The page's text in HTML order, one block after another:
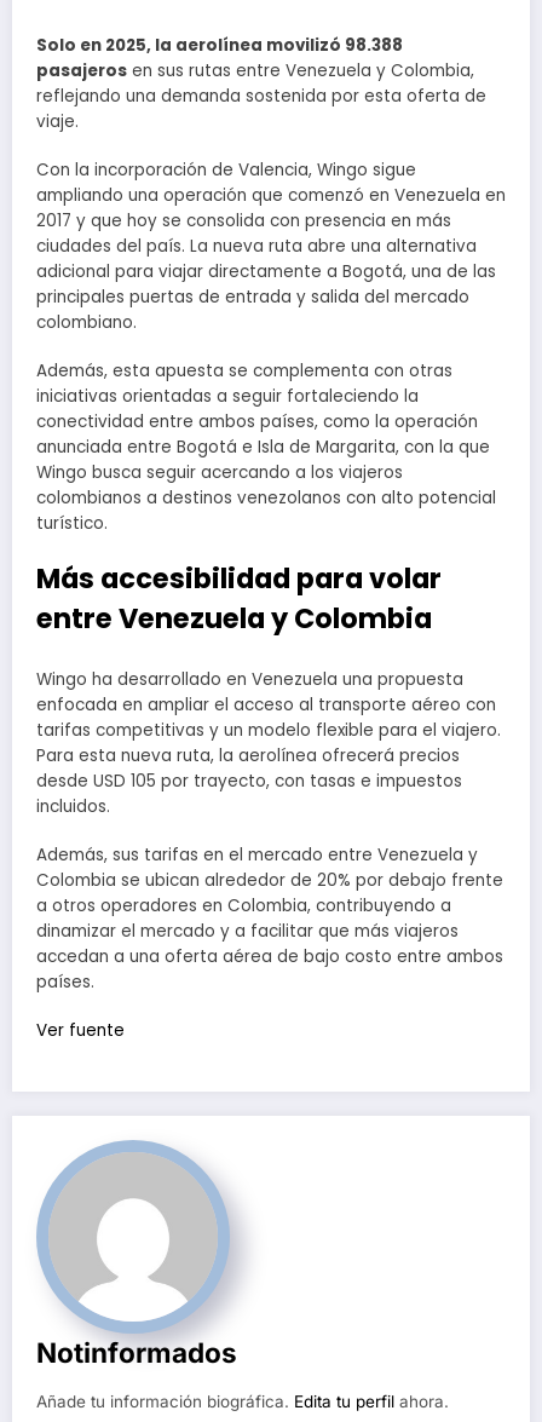
Solo en 2025, la aerolínea movilizó 98.388
pasajeros en sus rutas entre Venezuela y Colombia,
reflejando una demanda sostenida por esta oferta de
viaje.
Con la incorporación de Valencia, Wingo sigue
ampliando una operación que comenzó en Venezuela en
2017 y que hoy se consolida con presencia en más
ciudades del país. La nueva ruta abre una alternativa
adicional para viajar directamente a Bogotá, una de las
principales puertas de entrada y salida del mercado
colombiano.
Además, esta apuesta se complementa con otras
iniciativas orientadas a seguir fortaleciendo la
conectividad entre ambos países, como la operación
anunciada entre Bogotá e Isla de Margarita, con la que
Wingo busca seguir acercando a los viajeros
colombianos a destinos venezolanos con alto potencial
turístico.
Más accesibilidad para volar
entre Venezuela y Colombia
Wingo ha desarrollado en Venezuela una propuesta
enfocada en ampliar el acceso al transporte aéreo con
tarifas competitivas y un modelo flexible para el viajero.
Para esta nueva ruta, la aerolínea ofrecerá precios
desde USD 105 por trayecto, con tasas e impuestos
incluidos.
Además, sus tarifas en el mercado entre Venezuela y
Colombia se ubican alrededor de 20% por debajo frente
a otros operadores en Colombia, contribuyendo a
dinamizar el mercado y a facilitar que más viajeros
accedan a una oferta aérea de bajo costo entre ambos
países.
Ver fuente
Notinformados
Añade tu información biográfica. Edita tu perfil ahora.